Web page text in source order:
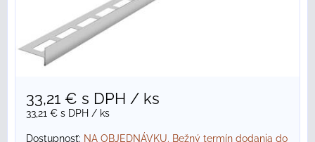
33,21 € s DPH / ks
33,21 € s DPH / ks
Dostupnosť: NA OBJEDNÁVKU. Bežný termín dodania do